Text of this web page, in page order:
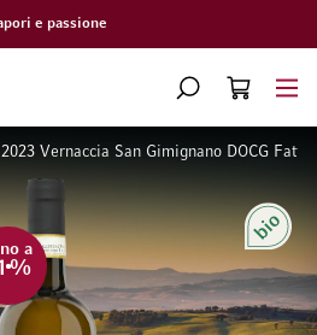
e passione
CERCA CARTMinicart
2023 Vernaccia San Gimignano DOCG
Bio
a
%
alla fine della galleria di immagini